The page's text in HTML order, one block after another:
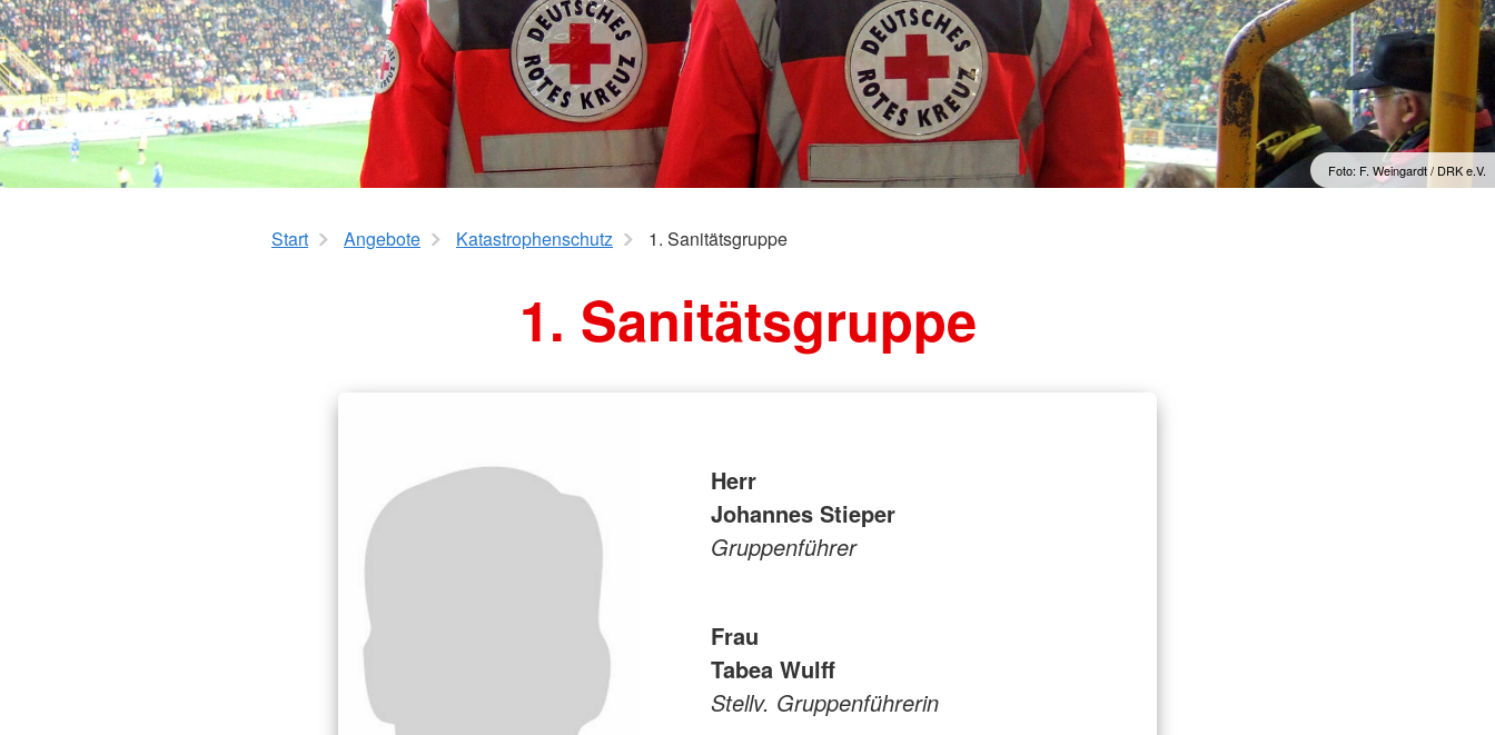
Schulkindbetreuung
Ganztagsbetreuung
Notfalltraining für
Arztpraxen/Pflegekräfte
Schulsanitätsdienst
Gesundheitskurs Yoga
Foto: F. Weingardt / DRK e.V.
Start Angebote Katastrophenschutz 1. Sanitätsgruppe
1. Sanitätsgruppe
Herr
Johannes Stieper
Gruppenführer
Frau
Tabea Wulff
Stellv. Gruppenführerin